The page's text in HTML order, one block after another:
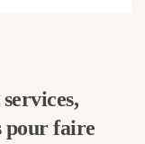
pour faire